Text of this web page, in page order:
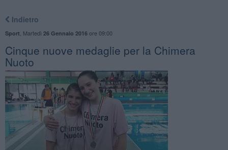
Indietro
Sport Martedì 26 Gennaio 2016ore 09:00
Cinque nuove medaglie per la Chimera
Nuoto